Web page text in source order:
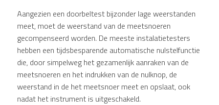
Aangezien een doorbeltest bijzonder lage weerstanden
meet, moet de weerstand van de meetsnoeren
gecompenseerd worden. De meeste instalatietesters
hebben een tijdsbesparende automatische nulstelfunctie
die, door simpelweg het gezamenlijk aanraken van de
meetsnoeren en het indrukken van de nulknop, de
weerstand in de het meetsnoer meet en opslaat, ook
nadat het instrument is uitgeschakeld.